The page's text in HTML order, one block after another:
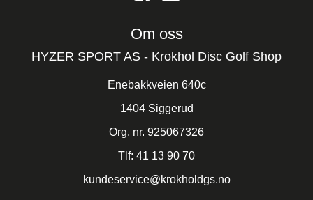
Om oss
HYZER SPORT AS - Krokhol Disc Golf Shop
Enebakkveien 640c
1404 Siggerud
Org. nr. 925067326
Tlf: 41 13 90 70
kundeservice@krokholdgs.no